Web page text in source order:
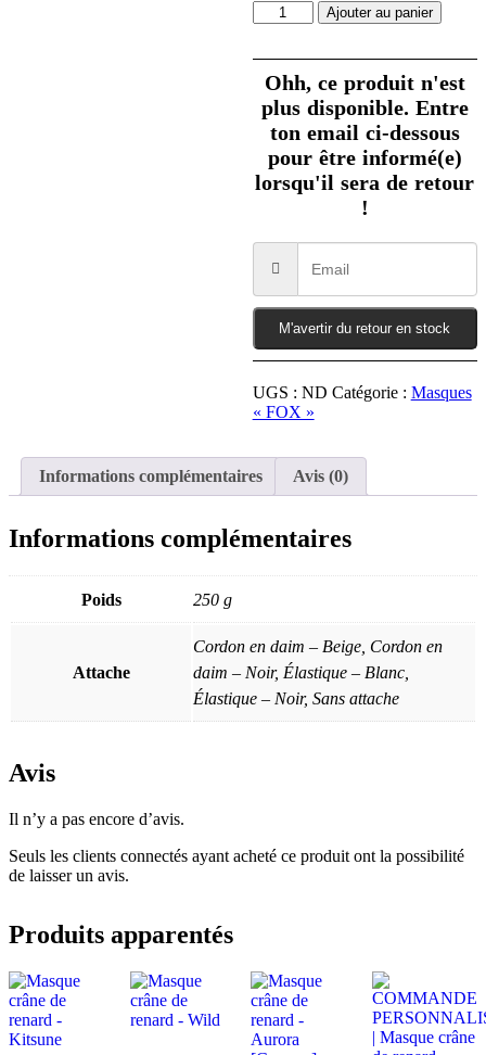
quantité
de
de
renard
Blossom
Ajouter au panier
Ohh, ce produit n'est
plus disponible. Entre
ton email ci-dessous
pour être informé(e)
lorsqu'il sera de retour
!
M'avertir du retour en stock
UGS : ND Catégorie : Masques
« FOX »
Informations complémentaires Avis (0)
Informations complémentaires
Poids 250 g
Attache
Cordon en daim – Beige, Cordon en
daim – Noir, Élastique – Blanc,
Élastique – Noir, Sans attache
Avis
Il n’y a pas encore d’avis.
Seuls les clients connectés ayant acheté ce produit ont la possibilité
de laisser un avis.
Produits apparentés